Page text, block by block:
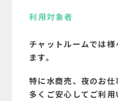
利用対象者
チャットルームでは
ます。
特に水商売、夜のお
多くご安心してご利